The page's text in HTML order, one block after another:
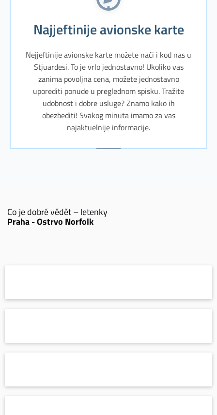
Najjeftinije avionske karte
Nejjeftinije avionske karte možete naći i kod nas u
Stjuardesi. To je vrlo jednostavno! Ukoliko vas
zanima povoljna cena, možete jednostavno
uporediti ponude u preglednom spisku. Tražite
udobnost i dobre usluge? Znamo kako ih
obezbediti! Svakog minuta imamo za vas
najaktuelnije informacije.
Co je dobré vědět – letenky
Praha - Ostrvo Norfolk